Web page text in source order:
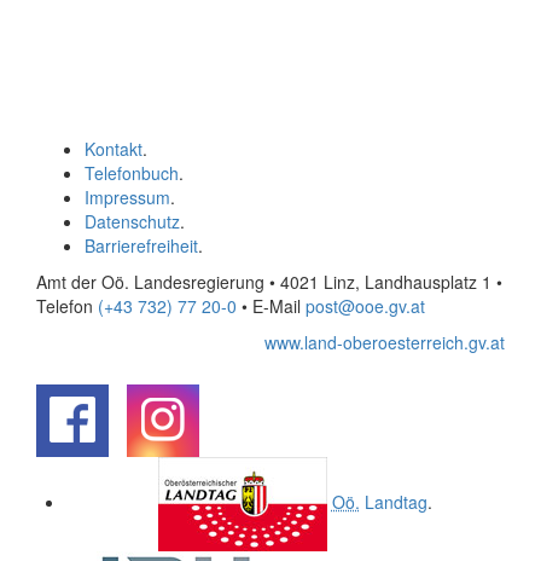
Kontakt.
Telefonbuch.
Impressum.
Datenschutz.
Barrierefreiheit.
Amt der Oö. Landesregierung • 4021 Linz, Landhausplatz 1 •
Telefon (+43 732) 77 20-0 • E-Mail post@ooe.gv.at
www.land-oberoesterreich.gv.at
Oö. Landtag.